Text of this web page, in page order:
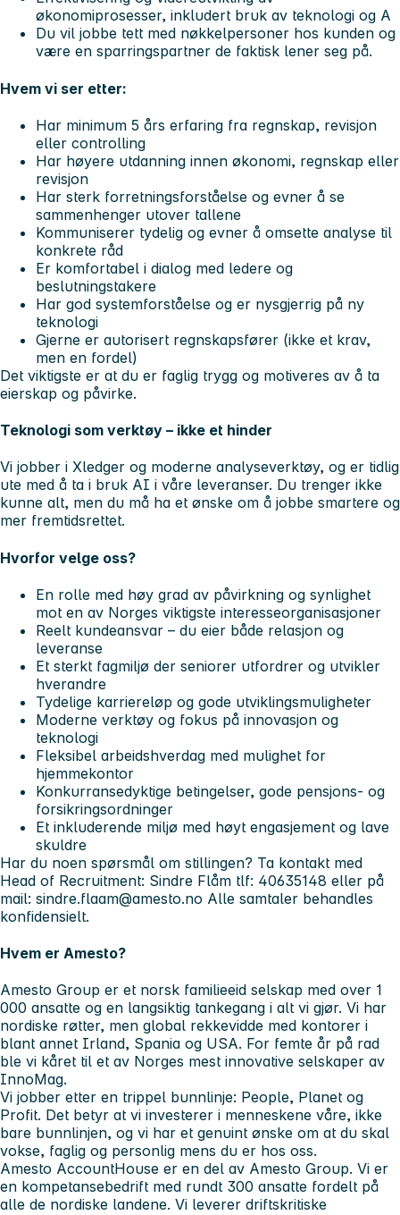
økonomiprosesser, inkludert bruk av teknologi og A
Du vil jobbe tett med nøkkelpersoner hos kunden og
være en sparringspartner de faktisk lener seg på.
Hvem vi ser etter:
Har minimum 5 års erfaring fra regnskap, revisjon
eller controlling
Har høyere utdanning innen økonomi, regnskap eller
revisjon
Har sterk forretningsforståelse og evner å se
sammenhenger utover tallene
Kommuniserer tydelig og evner å omsette analyse til
konkrete råd
Er komfortabel i dialog med ledere og
beslutningstakere
Har god systemforståelse og er nysgjerrig på ny
teknologi
Gjerne er autorisert regnskapsfører (ikke et krav,
men en fordel)
Det viktigste er at du er faglig trygg og motiveres av å ta
eierskap og påvirke.
Teknologi som verktøy – ikke et hinder
Vi jobber i Xledger og moderne analyseverktøy, og er tidlig
ute med å ta i bruk AI i våre leveranser. Du trenger ikke
kunne alt, men du må ha et ønske om å jobbe smartere og
mer fremtidsrettet.
Hvorfor velge oss?
En rolle med høy grad av påvirkning og synlighet
mot en av Norges viktigste interesseorganisasjoner
Reelt kundeansvar – du eier både relasjon og
leveranse
Et sterkt fagmiljø der seniorer utfordrer og utvikler
hverandre
Tydelige karriereløp og gode utviklingsmuligheter
Moderne verktøy og fokus på innovasjon og
teknologi
Fleksibel arbeidshverdag med mulighet for
hjemmekontor
Konkurransedyktige betingelser, gode pensjons- og
forsikringsordninger
Et inkluderende miljø med høyt engasjement og lave
skuldre
Har du noen spørsmål om stillingen? Ta kontakt med
Head of Recruitment: Sindre Flåm tlf: 40635148 eller på
mail: sindre.flaam@amesto.no Alle samtaler behandles
konfidensielt.
Hvem er Amesto?
Amesto Group er et norsk familieeid selskap med over 1
000 ansatte og en langsiktig tankegang i alt vi gjør. Vi har
nordiske røtter, men global rekkevidde med kontorer i
blant annet Irland, Spania og USA. For femte år på rad
ble vi kåret til et av Norges mest innovative selskaper av
InnoMag.
Vi jobber etter en trippel bunnlinje: People, Planet og
Profit. Det betyr at vi investerer i menneskene våre, ikke
bare bunnlinjen, og vi har et genuint ønske om at du skal
vokse, faglig og personlig mens du er hos oss.
Amesto AccountHouse er en del av Amesto Group. Vi er
en kompetansebedrift med rundt 300 ansatte fordelt på
alle de nordiske landene. Vi leverer driftskritiske